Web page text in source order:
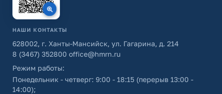
НАШИ КОНТАКТЫ
628002, г. Ханты-Мансийск, ул. Гагарина, д. 214
8 (3467) 352800 office@hmrn.ru
Режим работы:
Понедельник - четверг: 9:00 - 18:15 (перерыв 13:00 -
14:00);